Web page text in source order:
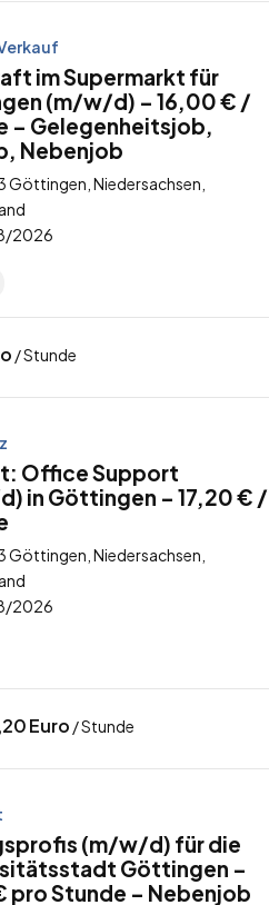
im Supermarkt für
(m/w/d) – 16,00 € /
– Gelegenheitsjob,
Nebenjob
Göttingen, Niedersachsen,
2026
/ Stunde
Office Support
in Göttingen – 17,20 € /
Göttingen, Niedersachsen,
2026
Euro / Stunde
(m/w/d) für die
Göttingen –
pro Stunde – Nebenjob